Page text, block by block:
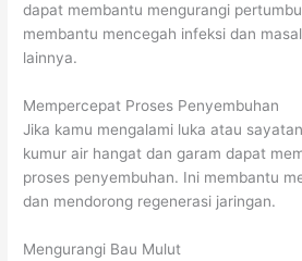
dapat membantu mengurangi
membantu mencegah infeksi dan
lainnya.
Mempercepat Proses Penyembuhan
Jika kamu mengalami luka atau
kumur air hangat dan garam dapat
proses penyembuhan. Ini membantu
dan mendorong regenerasi jaringan.
Mengurangi Bau Mulut